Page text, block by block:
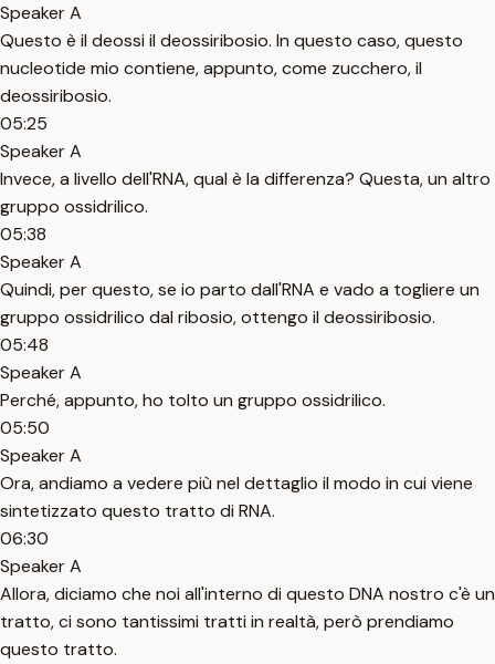
Speaker A
Questo è il deossi il deossiribosio. In questo caso, questo
nucleotide mio contiene, appunto, come zucchero, il
deossiribosio.
05:25
Speaker A
Invece, a livello dell'RNA, qual è la differenza? Questa, un altro
gruppo ossidrilico.
05:38
Speaker A
Quindi, per questo, se io parto dall'RNA e vado a togliere un
gruppo ossidrilico dal ribosio, ottengo il deossiribosio.
05:48
Speaker A
Perché, appunto, ho tolto un gruppo ossidrilico.
05:50
Speaker A
Ora, andiamo a vedere più nel dettaglio il modo in cui viene
sintetizzato questo tratto di RNA.
06:30
Speaker A
Allora, diciamo che noi all'interno di questo DNA nostro c'è un
tratto, ci sono tantissimi tratti in realtà, però prendiamo
questo tratto.